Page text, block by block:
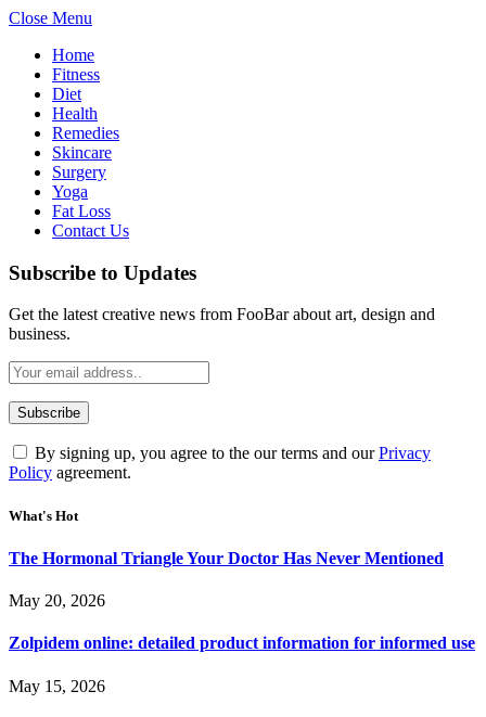
Close Menu
Home
Fitness
Diet
Health
Remedies
Skincare
Surgery
Yoga
Fat Loss
Contact Us
Subscribe to Updates
Get the latest creative news from FooBar about art, design and
business.
By signing up, you agree to the our terms and ourPrivacy
Policy agreement.
What's Hot
The Hormonal Triangle Your Doctor Has Never Mentioned
May 20, 2026
Zolpidem online: detailed product information for informed use
May 15, 2026